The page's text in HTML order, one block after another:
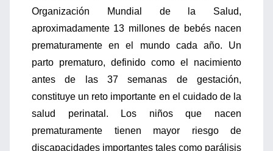
Organización Mundial de la Salud,
aproximadamente 13 millones de bebés nacen
prematuramente en el mundo cada año. Un
parto prematuro, definido como el nacimiento
antes de las 37 semanas de gestación,
constituye un reto importante en el cuidado de la
salud perinatal. Los niños que nacen
prematuramente tienen mayor riesgo de
discapacidades importantes tales como parálisis